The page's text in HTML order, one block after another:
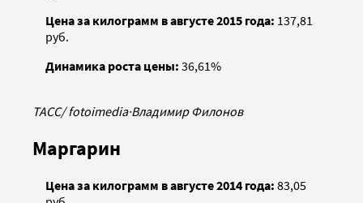
Цена за килограмм в августе 2015 года: 137,81
руб.
Динамика роста цены: 36,61%
ТАСС/ fotoimedia·Владимир Филонов
Маргарин
Цена за килограмм в августе 2014 года: 83,05